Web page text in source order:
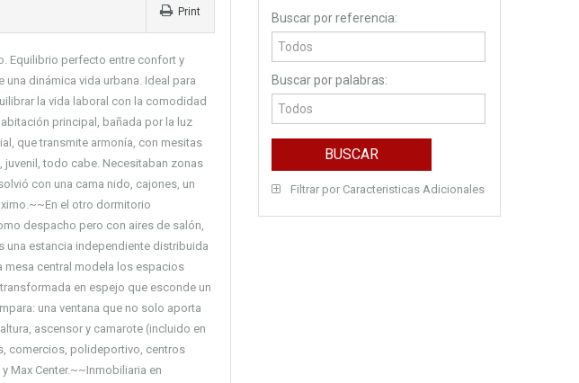
Print
Equilibrio perfecto entre confort y
dinámica vida urbana. Ideal para
la vida laboral con la comodidad
principal, bañada por la luz
que transmite armonía, con mesitas
juvenil, todo cabe. Necesitaban zonas
con una cama nido, cajones, un
el otro dormitorio
despacho pero con aires de salón,
una estancia independiente distribuida
mesa central modela los espacios
en espejo que esconde un
una ventana que no solo aporta
ascensor y camarote (incluido en
comercios, polideportivo, centros
Max Center.~~Inmobiliaria en
Buscar por referencia:
Buscar por palabras:
Filtrar por Caracteristicas Adicionales